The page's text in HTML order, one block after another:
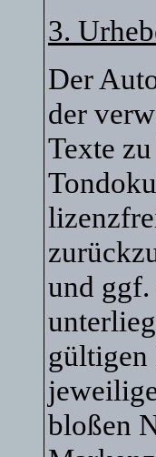
3.
Der
der
Texte
und ggf.
gültigen
bloßen